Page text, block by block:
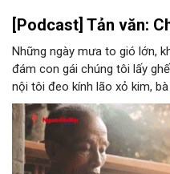
[Podcast] Tản văn:
Những ngày mưa to gió lớn,
đám con gái chúng tôi lấy
nội tôi đeo kính lão xỏ kim,
chuyện kể tếu táo của đám
ra âm thanh kin kít chịu đựng
những điệu cười khúc khích.